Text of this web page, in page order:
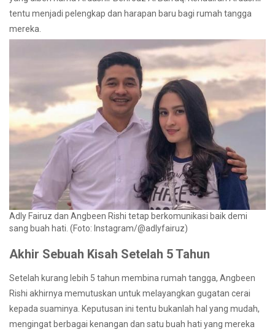
tentu menjadi pelengkap dan harapan baru bagi rumah tangga
mereka.
Adly Fairuz dan Angbeen Rishi tetap berkomunikasi baik demi
sang buah hati. (Foto: Instagram/@adlyfairuz)
Akhir Sebuah Kisah Setelah 5 Tahun
Setelah kurang lebih 5 tahun membina rumah tangga, Angbeen
Rishi akhirnya memutuskan untuk melayangkan gugatan cerai
kepada suaminya. Keputusan ini tentu bukanlah hal yang mudah,
mengingat berbagai kenangan dan satu buah hati yang mereka